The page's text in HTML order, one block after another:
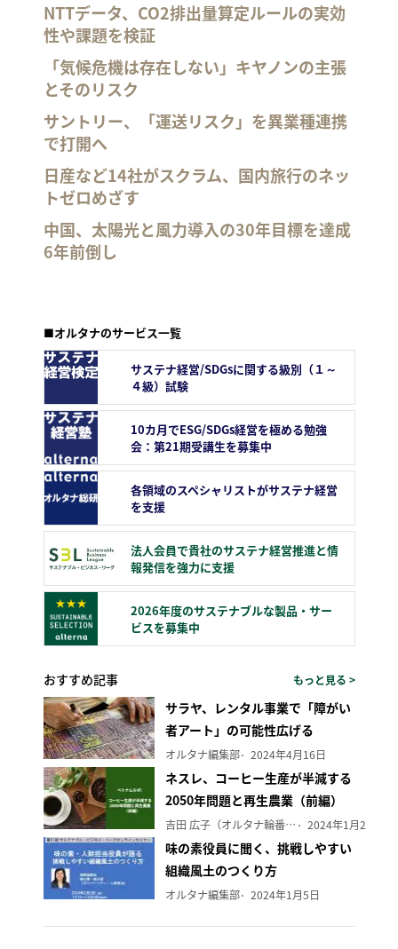
NTTデータ、CO2排出量算定ルールの実効
性や課題を検証
「気候危機は存在しない」キヤノンの主張
とそのリスク
サントリー、「運送リスク」を異業種連携
で打開へ
日産など14社がスクラム、国内旅行のネッ
トゼロめざす
中国、太陽光と風力導入の30年目標を達成
6年前倒し
■オルタナのサービス一覧
サステナ経営/SDGsに関する級別（１～
４級）試験
10カ月でESG/SDGs経営を極める勉強
会：第21期受講生を募集中
各領域のスペシャリストがサステナ経営
を支援
法人会員で貴社のサステナ経営推進と情
報発信を強力に支援
2026年度のサステナブルな製品・サー
ビスを募集中
おすすめ記事 もっと見る >
サラヤ、レンタル事業で「障がい
者アート」の可能性広げる
オルタナ編集部 2024年4月16日
ネスレ、コーヒー生産が半減する
2050年問題と再生農業（前編）
吉田 広子（オルタナ輪番編集長） 2024年1月29日
味の素役員に聞く、挑戦しやすい
組織風土のつくり方
オルタナ編集部 2024年1月5日